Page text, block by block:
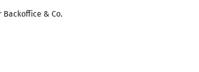
Backoffice & Co.